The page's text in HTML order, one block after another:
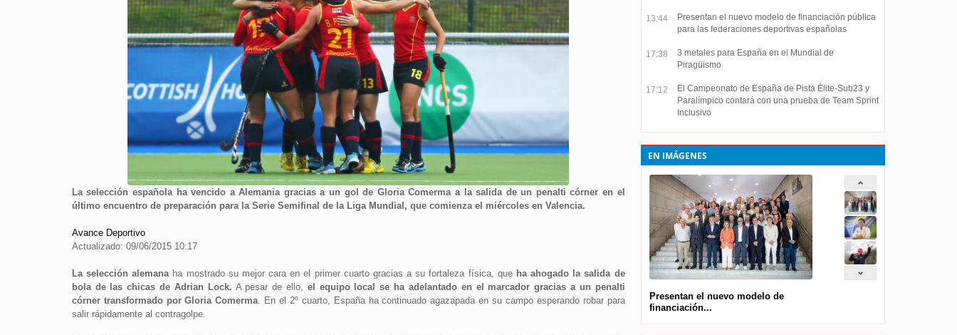
La selección española ha vencido a Alemania gracias a un gol de Gloria Comerma a la salida de un penalti córner en el
último encuentro de preparación para la Serie Semifinal de la Liga Mundial, que comienza el miércoles en Valencia.
Avance Deportivo
Actualizado: 09/06/2015 10:17
La selección alemanaha mostrado su mejor cara en el primer cuarto gracias a su fortaleza física, que ha ahogado la salida de
bola de las chicas de Adrian Lock. A pesar de ello, el equipo local se ha adelantado en el marcador gracias a un penalti
córner transformado por Gloria Comerma. En el 2º cuarto, España ha continuado agazapada en su campo esperando robar para
salir rápidamente al contragolpe.
13:44
Presentan el nuevo modelo de financiación pública
para las federaciones deportivas españolas
17:38
3 metales para España en el Mundial de
Piragüismo
17:12
El Campeonato de España de Pista Élite-Sub23 y
Paralímpico contará con una prueba de Team Sprint
Inclusivo
EN IMÁGENES
Presentan el nuevo modelo de
financiación...